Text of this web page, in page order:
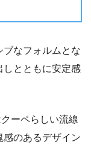
なフォルムとな
しとともに安定感
ーペらしい流線
のあるデザイン